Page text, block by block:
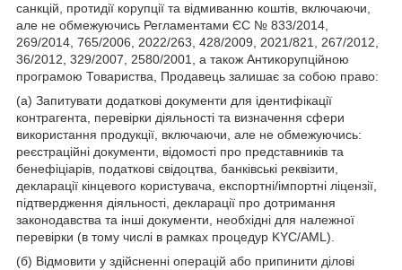
санкцій, протидії корупції та відмиванню коштів, включаючи,
але не обмежуючись Регламентами ЄС № 833/2014,
269/2014, 765/2006, 2022/263, 428/2009, 2021/821, 267/2012,
36/2012, 329/2007, 2580/2001, а також Антикорупційною
програмою Товариства, Продавець залишає за собою право:
(а) Запитувати додаткові документи для ідентифікації
контрагента, перевірки діяльності та визначення сфери
використання продукції, включаючи, але не обмежуючись:
реєстраційні документи, відомості про представників та
бенефіціарів, податкові свідоцтва, банківські реквізити,
декларації кінцевого користувача, експортні/імпортні ліцензії,
підтвердження діяльності, декларації про дотримання
законодавства та інші документи, необхідні для належної
перевірки (в тому числі в рамках процедур KYC/AML).
(б) Відмовити у здійсненні операцій або припинити ділові